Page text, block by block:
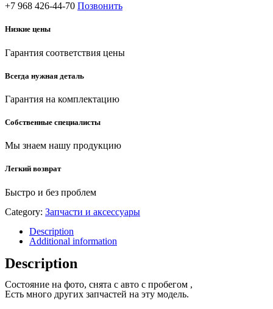
+7 968 426-44-70 Позвонить
Низкие цены
Гарантия соответствия цены
Всегда нужная деталь
Гарантия на комплектацию
Собственные специалисты
Мы знаем нашу продукцию
Легкий возврат
Быстро и без проблем
Category: Запчасти и аксессуары
Description
Additional information
Description
Состояние на фото, снята с авто с пробегом ,
Есть много других запчастей на эту модель.